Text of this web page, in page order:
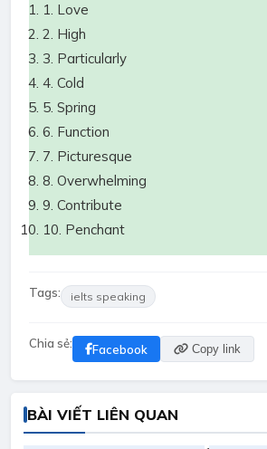
1. Love
2. High
3. Particularly
4. Cold
5. Spring
6. Function
7. Picturesque
8. Overwhelming
9. Contribute
10. Penchant
Tags: ielts speaking
Chia sẻ: Facebook Copy link
BÀI VIẾT LIÊN QUAN